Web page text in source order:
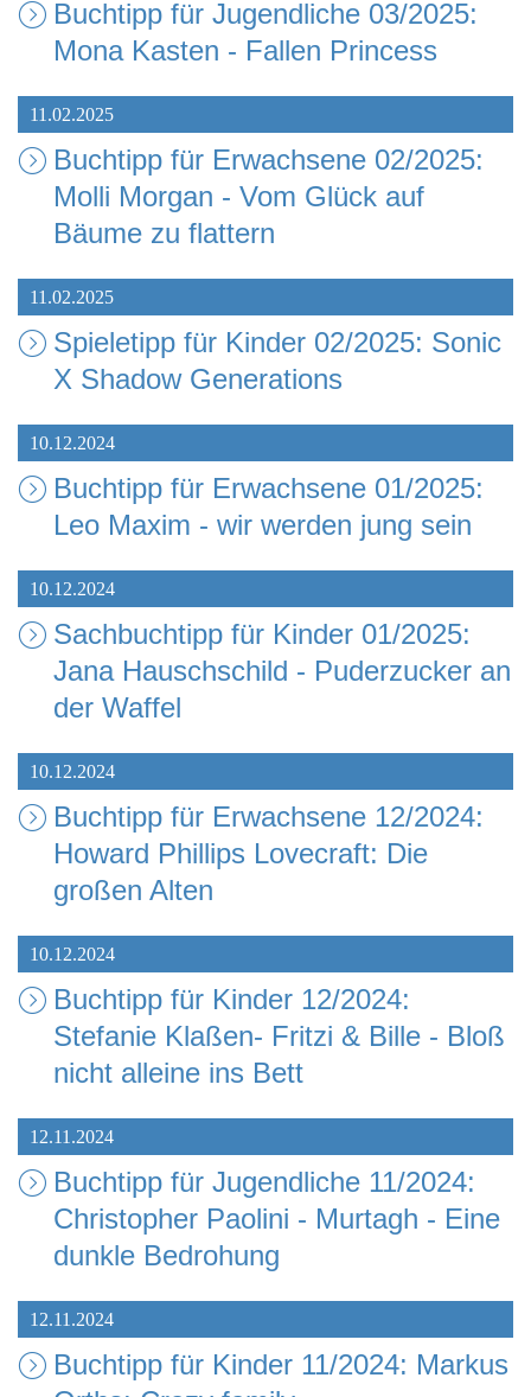
Buchtipp für Jugendliche 03/2025:
Mona Kasten - Fallen Princess
11.02.2025
Buchtipp für Erwachsene 02/2025:
Molli Morgan - Vom Glück auf
Bäume zu flattern
11.02.2025
Spieletipp für Kinder 02/2025: Sonic
X Shadow Generations
10.12.2024
Buchtipp für Erwachsene 01/2025:
Leo Maxim - wir werden jung sein
10.12.2024
Sachbuchtipp für Kinder 01/2025:
Jana Hauschschild - Puderzucker an
der Waffel
10.12.2024
Buchtipp für Erwachsene 12/2024:
Howard Phillips Lovecraft: Die
großen Alten
10.12.2024
Buchtipp für Kinder 12/2024:
Stefanie Klaßen- Fritzi & Bille - Bloß
nicht alleine ins Bett
12.11.2024
Buchtipp für Jugendliche 11/2024:
Christopher Paolini - Murtagh - Eine
dunkle Bedrohung
12.11.2024
Buchtipp für Kinder 11/2024: Markus